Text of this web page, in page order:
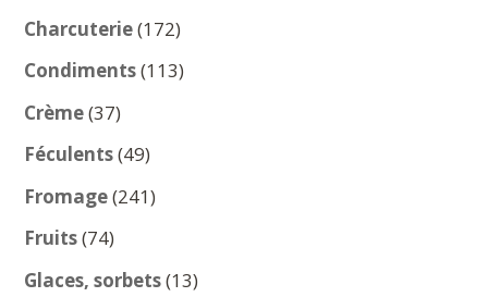
Charcuterie 172172
produits
Condiments 113113
Crème 3737
produits
Féculents 4949
produits
Fromage 241241
Fruits 7474
produits
Glaces, sorbets 1313